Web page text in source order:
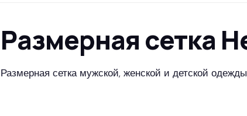
Размерная сетка
Размерная сетка мужской, женской и детской